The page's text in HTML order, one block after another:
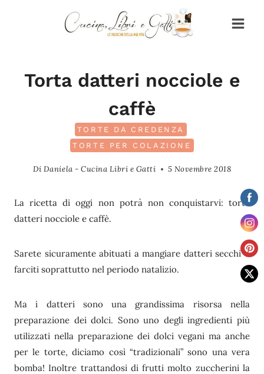
Torta datteri nocciole e
caffè
TORTE DA CREDENZA
TORTE PER COLAZIONE
Di Daniela - Cucina Libri e Gatti 5 Novembre 2018
La ricetta di oggi non potrà non conquistarvi: torta
datteri nocciole e caffè.
Sarete sicuramente abituati a mangiare datteri secchi o
farciti soprattutto nel periodo natalizio.
Ma i datteri sono una grandissima risorsa nella
preparazione dei dolci. Sono uno degli ingredienti più
utilizzati nella preparazione dei dolci vegani ma anche
per le torte, diciamo così “tradizionali” sono una vera
bomba! Inoltre trattandosi di frutti molto zuccherini la